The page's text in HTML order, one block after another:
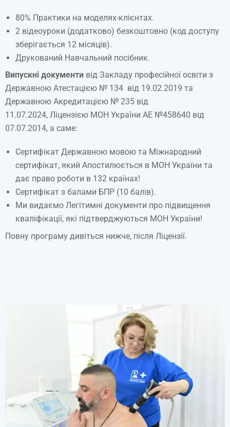
80% Практики на моделях-клієнтах.
2 відеоуроки (додатково) безкоштовно (код доступу
зберігається 12 місяців).
Друкований Навчальний посібник.
Випускні документи від Закладу професійної освіти з
Державною Атестацією № 134 від 19.02.2019 та
Державною Акредитацією № 235 від
11.07.2024, Ліцензією МОН України АЕ №458640 від
07.07.2014, а саме:
Сертифікат Державною мовою та Міжнародний
сертифікат, який Апостилюється в МОН України та
дає право роботи в 132 країнах!
Сертифікат з балами БПР (10 балів).
Ми видаємо Легітимні документи про підвищення
кваліфікації, які підтверджуються МОН України!
Повну програму дивіться нижче, після Ліцензії.